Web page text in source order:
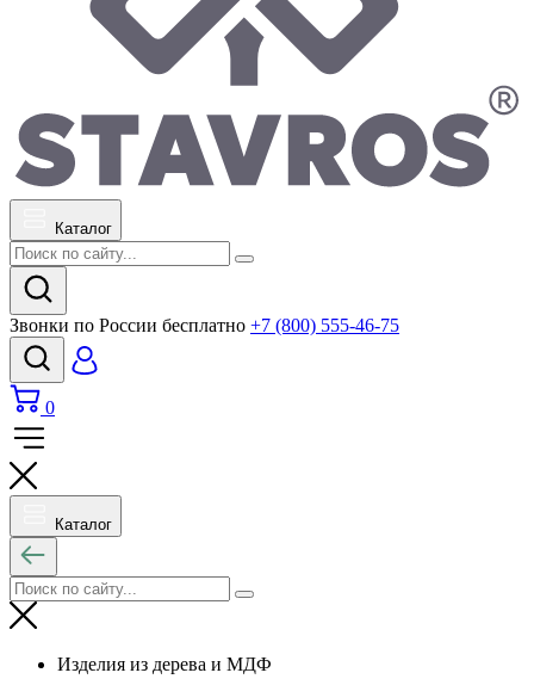
Каталог
Звонки по России бесплатно +7 (800) 555-46-75
0
Каталог
Изделия из дерева и МДФ